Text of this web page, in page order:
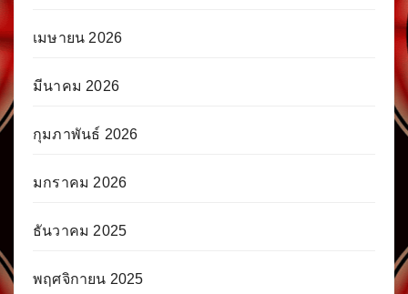
เมษายน 2026
มีนาคม 2026
กุมภาพันธ์ 2026
มกราคม 2026
ธันวาคม 2025
พฤศจิกายน 2025